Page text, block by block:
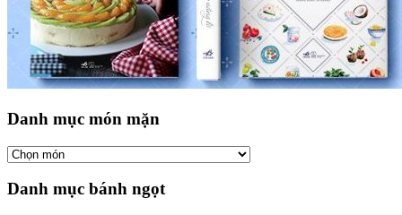
Danh mục món mặn
Danh mục bánh ngọt